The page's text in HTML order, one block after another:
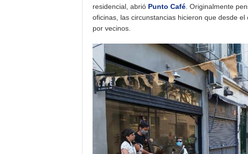
residencial, abrió Punto Café . Originalmente
oficinas, las circunstancias hicieron que desde
por vecinos.